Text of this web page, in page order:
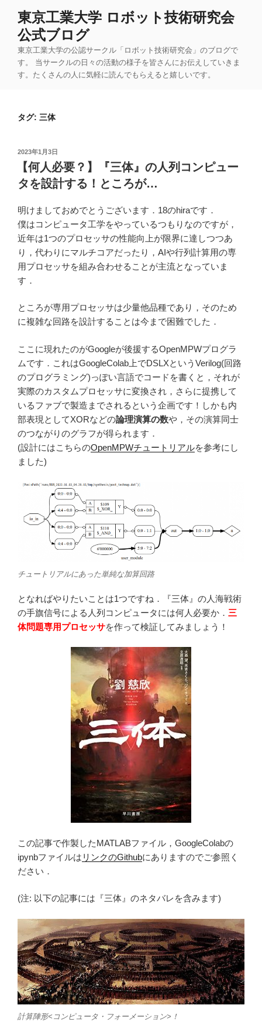
東京工業大学 ロボット技術研究会
公式ブログ
東京工業大学の公認サークル「ロボット技術研究会」のブログで
す。 当サークルの日々の活動の様子を皆さんにお伝えしていきま
す。たくさんの人に気軽に読んでもらえると嬉しいです。
タグ: 三体
投
日:
2023年1月3日
【何人必要？】『三体』の人列コンピュー
タを設計する！ところが…
明けましておめでとうございます．18のhiraです．
僕はコンピュータ工学をやっているつもりなのですが，
近年は1つのプロセッサの性能向上が限界に達しつつあ
り，代わりにマルチコアだったり，AIや行列計算用の専
用プロセッサを組み合わせることが主流となっていま
す．
ところが専用プロセッサは少量他品種であり，そのため
に複雑な回路を設計することは今まで困難でした．
ここに現れたのがGoogleが後援するOpenMPWプログラ
ムです．これはGoogleColab上でDSLXというVerilog(回路
のプログラミング)っぽい言語でコードを書くと，それが
実際のカスタムプロセッサに変換され，さらに提携して
いるファブで製造までされるという企画です！しかも内
部表現としてXORなどの論理演算の数や，その演算同士
のつながりのグラフが得られます．
(設計にはこちらのOpenMPWチュートリアルを参考にし
ました)
チュートリアルにあった単純な加算回路
となればやりたいことは1つですね．『三体』の人海戦術
の手旗信号による人列コンピュータには何人必要か． 三
体問題専用プロセッサを作って検証してみましょう！
この記事で作製したMATLABファイル，GoogleColabの
ipynbファイルは リンクのGithubにありますのでご参照く
ださい．
(注: 以下の記事には『三体』のネタバレを含みます)
計算陣形<コンピュータ・フォーメーション>！